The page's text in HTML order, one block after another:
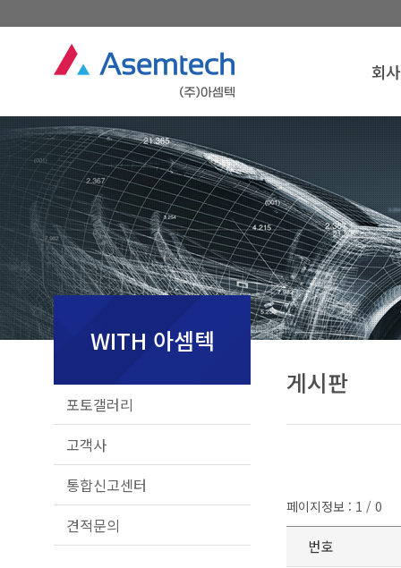
회
조
찾아
회
WITH 아셈텍
포토갤러리
고객사
통합신고센터
견적문의
게시판
페이지정보 : 1 / 0
번호